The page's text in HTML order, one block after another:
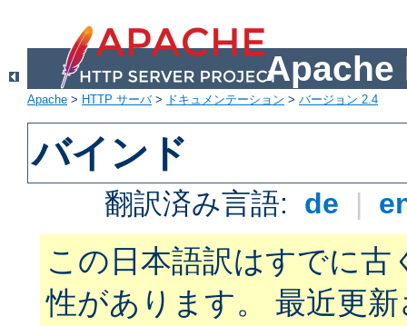
Apache
Apache > HTTP サーバ> ドキュメンテーション > バージョン 2.4
バインド
翻訳済み言語: de |
この日本語訳はすでに古
性があります。 最近更